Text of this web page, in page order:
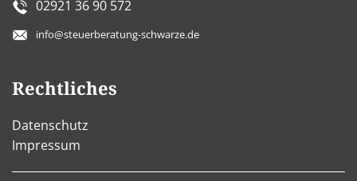
02921 36 90 572
info@steuerberatung-schwarze.de
Rechtliches
Datenschutz
Impressum